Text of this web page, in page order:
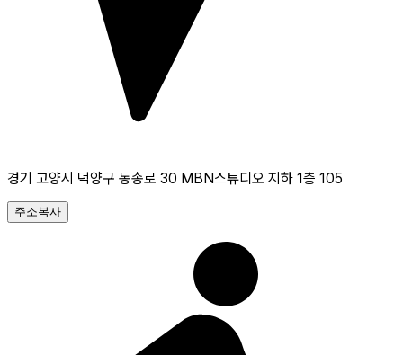
경기 고양시 덕양구 동송로 30 MBN스튜디오 지하 1층 105
주소복사